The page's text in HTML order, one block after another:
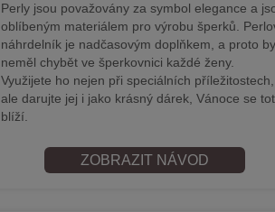
Perly jsou považovány za symbol elegance a
oblíbeným materiálem pro výrobu šperků.
náhrdelník je nadčasovým doplňkem, a proto by
neměl chybět ve šperkovnici každé ženy.
Využijete ho nejen při speciálních příležitostech,
ale darujte jej i jako krásný dárek, Vánoce se
blíží.
ZOBRAZIT NÁVOD